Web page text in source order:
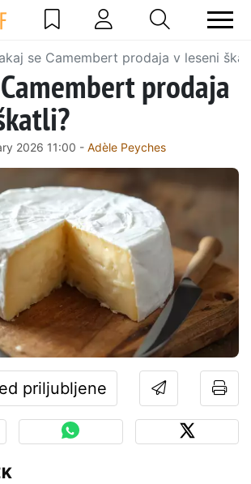
se Camembert prodaja v leseni
prodaja
2026 11:00 - Adèle Peyches
priljubljene